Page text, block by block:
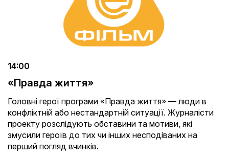
14:00
«Правда життя»
Головні герої програми «Правда життя» — люди в
конфліктній або нестандартній ситуації. Журналісти
проекту розслідують обставини та мотиви, які
змусили героїв до тих чи інших несподіваних на
перший погляд вчинків.